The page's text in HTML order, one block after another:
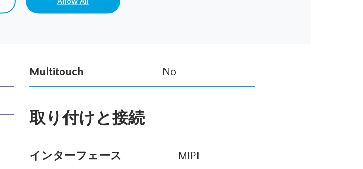
Multitouch No
取り付けと接続
インターフェース MIPI